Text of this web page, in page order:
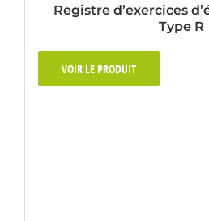
Registre d’exercices
Type R
VOIR LE PRODUIT